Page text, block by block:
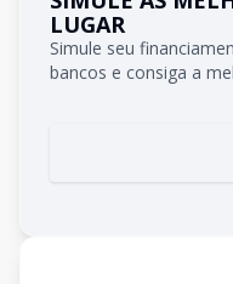
LUGAR
Simule seu
bancos e consiga a